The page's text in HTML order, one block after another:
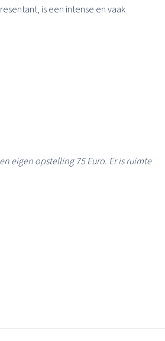
is een intense en vaak
eigen opstelling 75 Euro. Er is ruimte